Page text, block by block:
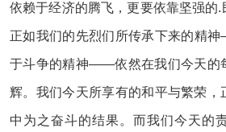
依赖于经济的腾飞，更要依靠坚强的.
正如我们的先烈们所传承下来的精
于斗争的精神——依然在我们今天的
辉。我们今天所享有的和平与繁荣，
中为之奋斗的结果。而我们今天的